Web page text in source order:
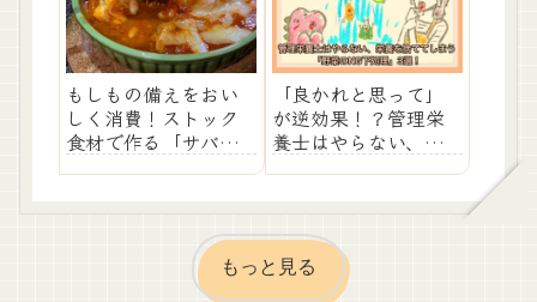
もしもの備えをおい
しく消費！ストック
食材で作る「サバ缶
「良かれと思って」
が逆効果！？管理栄
養士はやらない、栄養
もっと見る